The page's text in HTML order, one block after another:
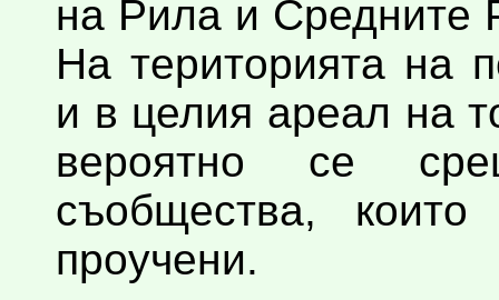
на Рила и Средните
На територията на
и в целия ареал на
вероятно се
съобщества,
проучени.